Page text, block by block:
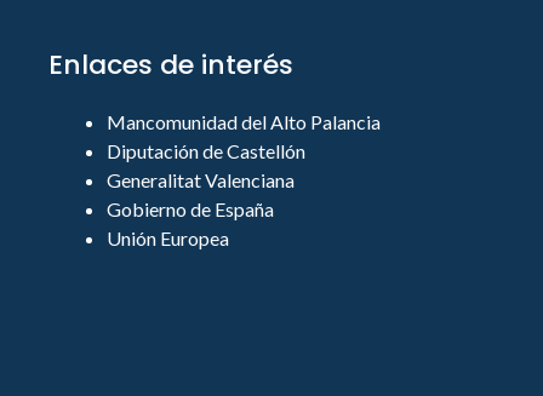
Enlaces de interés
Mancomunidad del Alto Palancia
Diputación de Castellón
Generalitat Valenciana
Gobierno de España
Unión Europea